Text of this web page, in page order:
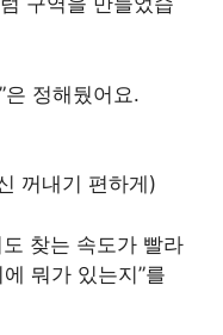
은 정해뒀어요.
꺼내기 편하게)
찾는 속도가 빨라
뭐가 있는지”를